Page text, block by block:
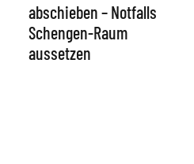
abschieben – Notfalls
Schengen-Raum
aussetzen